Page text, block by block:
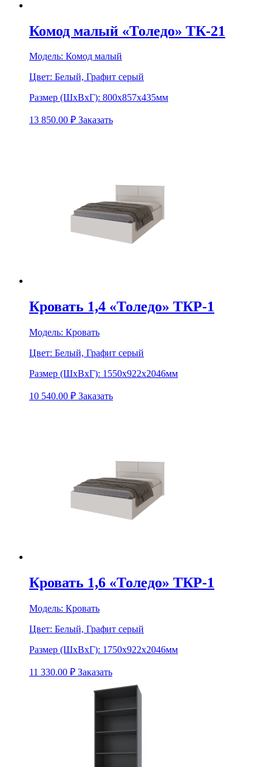
Комод малый «Толедо» ТК-21
Модель: Комод малый
Цвет: Белый, Графит серый
Размер (ШхВхГ): 800х857х435мм
13 850.00 ₽ Заказать
Кровать 1,4 «Толедо» ТКР-1
Модель: Кровать
Цвет: Белый, Графит серый
Размер (ШхВхГ): 1550х922х2046мм
10 540.00 ₽ Заказать
Кровать 1,6 «Толедо» ТКР-1
Модель: Кровать
Цвет: Белый, Графит серый
Размер (ШхВхГ): 1750х922х2046мм
11 330.00 ₽ Заказать